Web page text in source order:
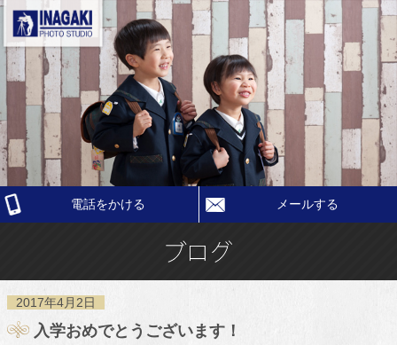
電話をかける メールする
2017年4月2日
入学おめでとうございます！